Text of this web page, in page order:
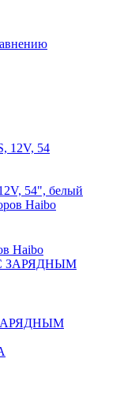
54", белый
Haibo